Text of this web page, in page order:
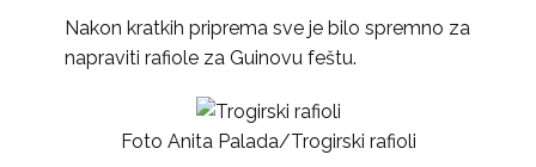
Nakon kratkih priprema sve je bilo spremno za
napraviti rafiole za Guinovu feštu.
Foto Anita Palada/Trogirski rafioli